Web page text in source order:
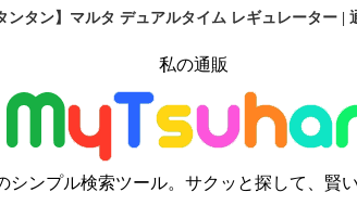
タン】マルタ デュアルタイム レギュレーター |
私の通販
シンプル検索ツール。サクッと探して、賢